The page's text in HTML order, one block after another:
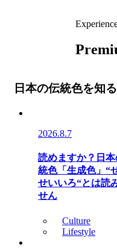
日本の伝統色を知る
2026.8.7
読めますか？日
統色「生成色」“
せいいろ“とは読
せん
Culture
Lifestyle